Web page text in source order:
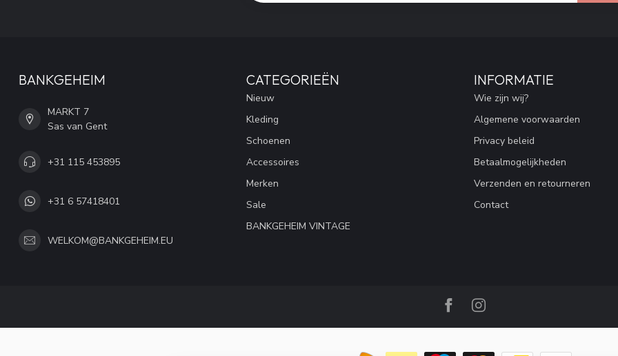
BANKGEHEIM
MARKT 7
Sas van Gent
+31 115 453895
+31 6 57418401
WELKOM@BANKGEHEIM.EU
CATEGORIEËN
Nieuw
Kleding
Schoenen
Accessoires
Merken
Sale
BANKGEHEIM VINTAGE
INFORMATIE
Wie zijn wij?
Algemene voorwaarden
Privacy beleid
Betaalmogelijkheden
Verzenden en retourneren
Contact